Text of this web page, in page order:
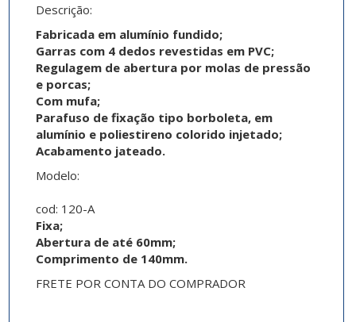
Descrição:
Fabricada em alumínio fundido;
Garras com 4 dedos revestidas em PVC;
Regulagem de abertura por molas de pressão
e porcas;
Com mufa;
Parafuso de fixação tipo borboleta, em
alumínio e poliestireno colorido injetado;
Acabamento jateado.
Modelo:
cod: 120-A
Fixa;
Abertura de até 60mm;
Comprimento de 140mm.
FRETE POR CONTA DO COMPRADOR